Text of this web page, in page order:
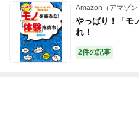
Amazon（アマゾン
やっぱり！「モ
れ！
2件の記事